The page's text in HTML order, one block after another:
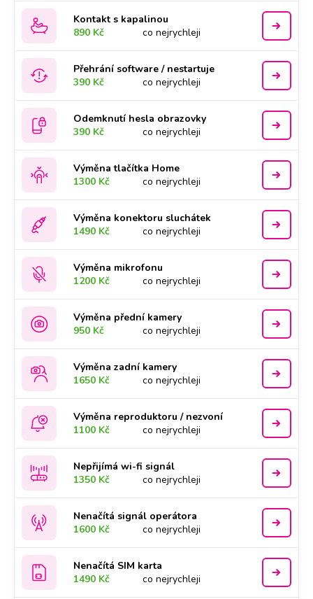
Kontakt s kapalinou
890 Kč
co nejrychleji
Přehrání software / nestartuje
390 Kč
co nejrychleji
Odemknutí hesla obrazovky
390 Kč
co nejrychleji
Výměna tlačítka Home
1300 Kč
co nejrychleji
Výměna konektoru sluchátek
1490 Kč
co nejrychleji
Výměna mikrofonu
1200 Kč
co nejrychleji
Výměna přední kamery
950 Kč
co nejrychleji
Výměna zadní kamery
1650 Kč
co nejrychleji
Výměna reproduktoru / nezvoní
1100 Kč
co nejrychleji
Nepřijímá wi-fi signál
1350 Kč
co nejrychleji
Nenačítá signál operátora
1600 Kč
co nejrychleji
Nenačítá SIM karta
1490 Kč
co nejrychleji